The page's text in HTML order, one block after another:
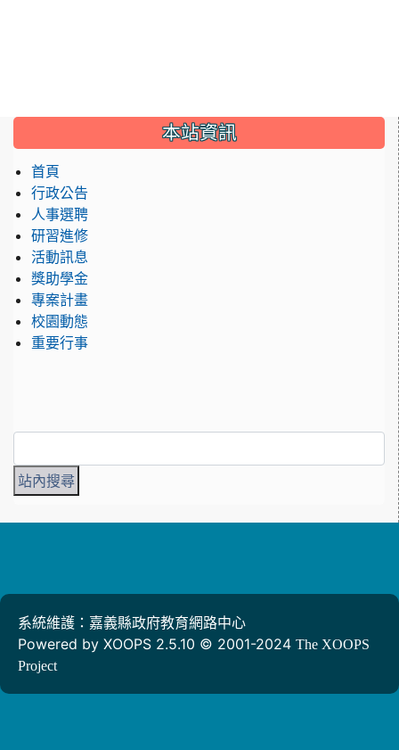
::: 本站資訊
首頁
行政公告
人事選聘
研習進修
活動訊息
獎助學金
專案計畫
校園動態
重要行事
系統維護：嘉義縣政府教育網路中心
Powered by XOOPS 2.5.10 © 2001-2024 The XOOPS
Project